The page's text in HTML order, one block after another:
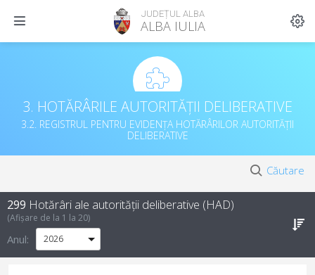
JUDEȚUL ALBA
ALBA IULIA
3. HOTĂRÂRILE AUTORITĂȚII DELIBERATIVE
3.2. REGISTRUL PENTRU EVIDENȚA HOTĂRÂRILOR AUTORITĂȚII
DELIBERATIVE
Căutare
299 Hotărâri ale autorității deliberative (HAD)
(Afișare de la 1 la 20)
Anul: